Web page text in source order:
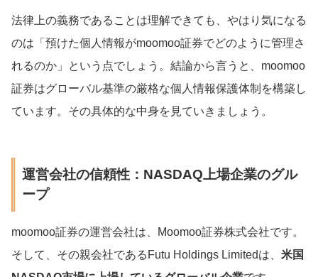
法律上の義務であることは理解できても、やはり気になる
のは「預けた個人情報がmoomoo証券でどのように管理さ
れるのか」という点でしょう。結論から言うと、moomoo
証券はグローバル基準の厳格な個人情報保護体制を構築し
ています。その具体的な中身を見ていきましょう。
運営会社の信頼性：NASDAQ上場企業のグル
ープ
moomoo証券の運営会社は、Moomoo証券株式会社です。
そして、その親会社であるFutu Holdings Limitedは、 米国